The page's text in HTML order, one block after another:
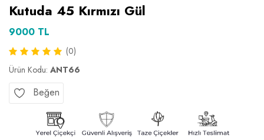
Kutuda 45 Kırmızı Gül
9000 TL
(0)
Ürün Kodu: ANT66
Beğen